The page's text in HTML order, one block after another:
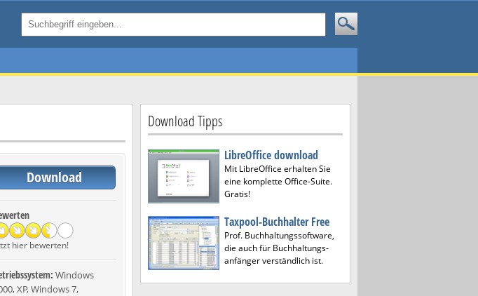
Download
hier bewerten!
Windows
XP, Windows 7,
Download Tipps
LibreOffice download
Mit LibreOffice erhalten Sie
eine komplette Office-Suite.
Gratis!
Taxpool-Buchhalter Free
Prof. Buchhaltungssoftware,
die auch für Buchhaltungs-
anfänger verständlich ist.